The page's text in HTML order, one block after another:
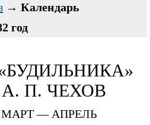
→ Календарь
год
А. П. ЧЕХОВ
МАРТ — АПРЕЛЬ